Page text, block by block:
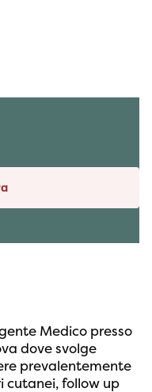
Medico presso
dove svolge
prevalentemente
cutanei, follow up